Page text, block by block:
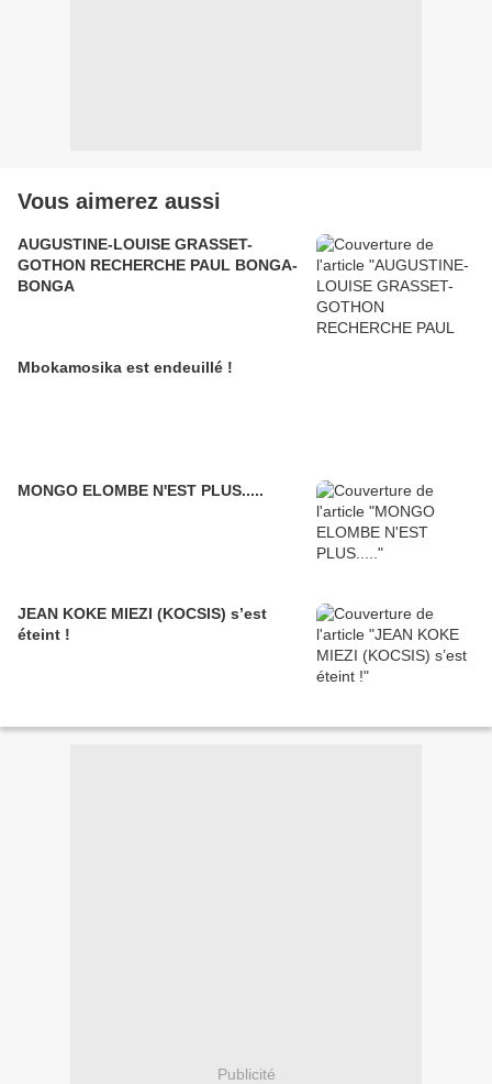
Vous aimerez aussi
AUGUSTINE-LOUISE GRASSET-
GOTHON RECHERCHE PAUL BONGA-
BONGA
Mbokamosika est endeuillé !
MONGO ELOMBE N'EST PLUS.....
JEAN KOKE MIEZI (KOCSIS) s’est
éteint !
Publicité